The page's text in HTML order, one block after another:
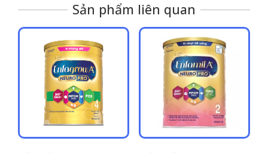
Sản phẩm liên quan